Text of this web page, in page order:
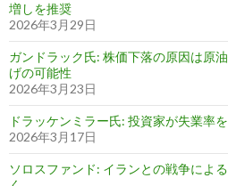
増しを推奨
2026年3月29日
ガンドラック氏: 株価下落の原因は原
げの可能性
2026年3月23日
ドラッケンミラー氏: 投資家が失業率
2026年3月17日
ソロスファンド: イランとの戦争によ